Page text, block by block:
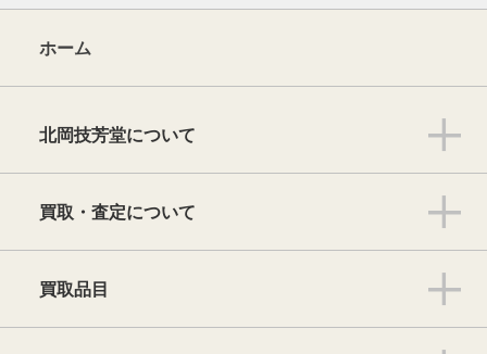
ホーム
北岡技芳堂について
買取・査定について
買取品目